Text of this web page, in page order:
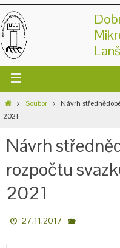
Soubor
Návrh
2021
Návrh
rozpočtu
2021
27.11.2017